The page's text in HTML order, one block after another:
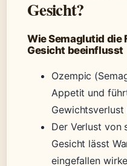
Gesicht?
Wie Semaglutid die
Gesicht beeinflusst
Ozempic
Appetit und
Gewichtsverlust
Der Verlust von
Gesicht lässt
eingefallen